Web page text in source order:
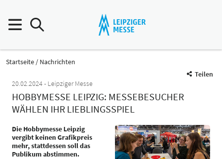
Startseite
Nachrichten
Teilen
20.02.2024
Leipziger Messe
HOBBYMESSE LEIPZIG: MESSEBESUCHER
WÄHLEN IHR LIEBLINGSSPIEL
Die Hobbymesse Leipzig
vergibt keinen Grafikpreis
mehr, stattdessen soll das
Publikum abstimmen.